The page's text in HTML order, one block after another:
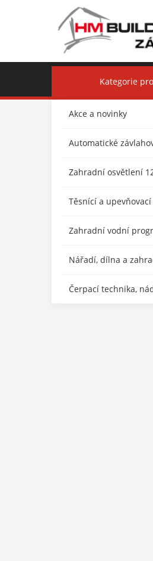
Kategorie
Akce a novinky
Automatické
Zahradní osvětlení
Těsnící a
Zahradní vodní
Nářadí, dílna a
Čerpací technika,